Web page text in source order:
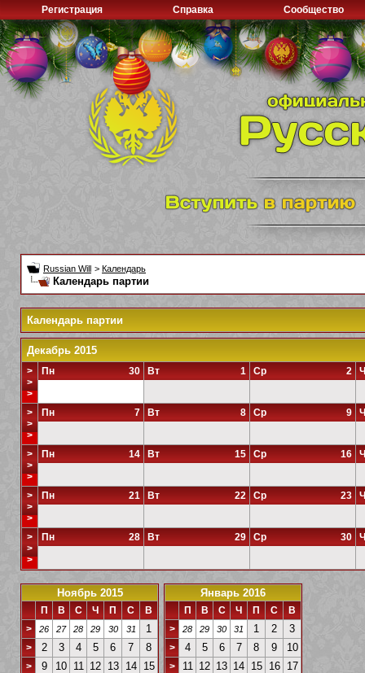
Регистрация Справка Сообщество
Russian Will > Календарь
Календарь партии
Календарь партии
Декабрь 2015
>
>
>
30
Пн 1
Вт 2
Ср
>
>
>
7
Пн 8
Вт 9
Ср
>
>
>
14
Пн 15
Вт 16
Ср
>
>
>
21
Пн 22
Вт 23
Ср
>
>
>
28
Пн 29
Вт 30
Ср
Ноябрь 2015
П В С Ч П С
В
>
26 27 28 29 30 31 1
> 2 3 4 5 6 7 8
> 9 10 11 12 13 14 15
Январь 2016
П В С Ч П С
В
>
28 29 30 31 1 2 3
> 4 5 6 7 8 9 10
> 11 12 13 14 15 16 17